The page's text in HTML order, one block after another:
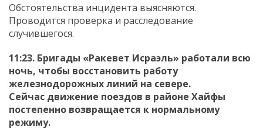
Обстоятельства инцидента выясняются.
Проводится проверка и расследование
случившегося.
11:23. Бригады «Ракевет Исраэль» работали всю
ночь, чтобы восстановить работу
железнодорожных линий на севере.
Сейчас движение поездов в районе Хайфы
постепенно возвращается к нормальному
режиму.